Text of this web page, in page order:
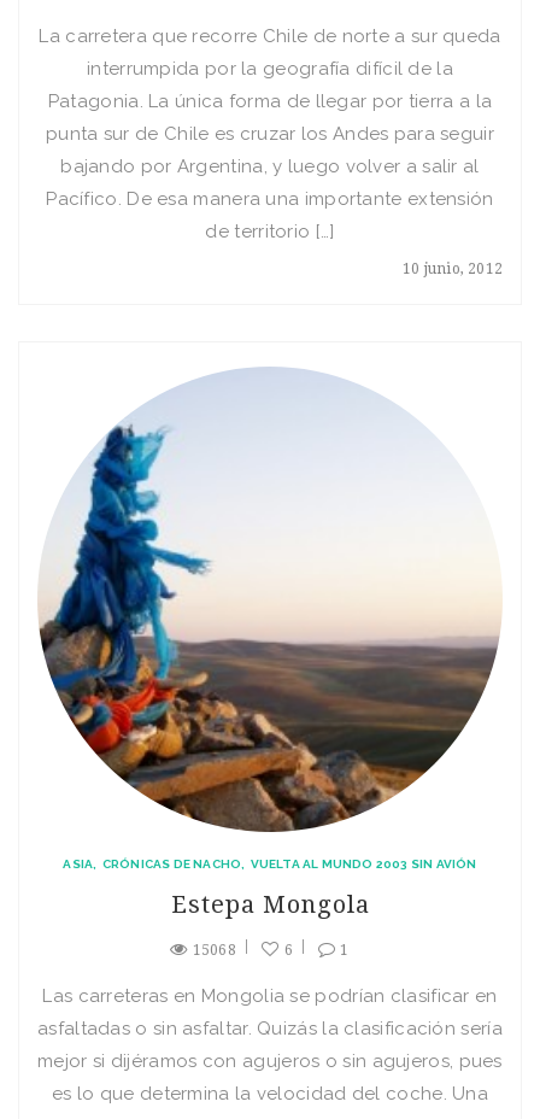
10 junio, 2012
La carretera que recorre Chile de norte a sur queda
interrumpida por la geografía difícil de la
Patagonia. La única forma de llegar por tierra a la
punta sur de Chile es cruzar los Andes para seguir
bajando por Argentina, y luego volver a salir al
Pacífico. De esa manera una importante extensión
de territorio […]
ASIA CRÓNICAS DE NACHO VUELTA AL MUNDO 2003 SIN AVIÓN
Estepa Mongola
15068 6 1
Las carreteras en Mongolia se podrí­an clasificar en
asfaltadas o sin asfaltar. Quizás la clasificación serí­a
mejor si dijéramos con agujeros o sin agujeros, pues
es lo que determina la velocidad del coche. Una